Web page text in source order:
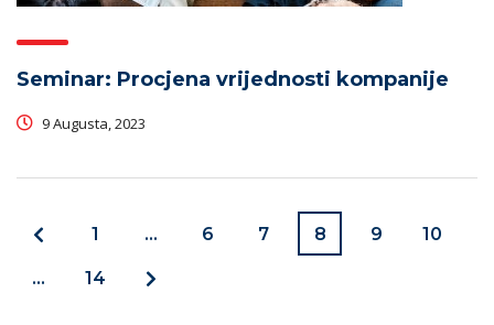
Seminar: Procjena vrijednosti kompanije
9 Augusta, 2023
1 … 6 7 8 9 10
… 14